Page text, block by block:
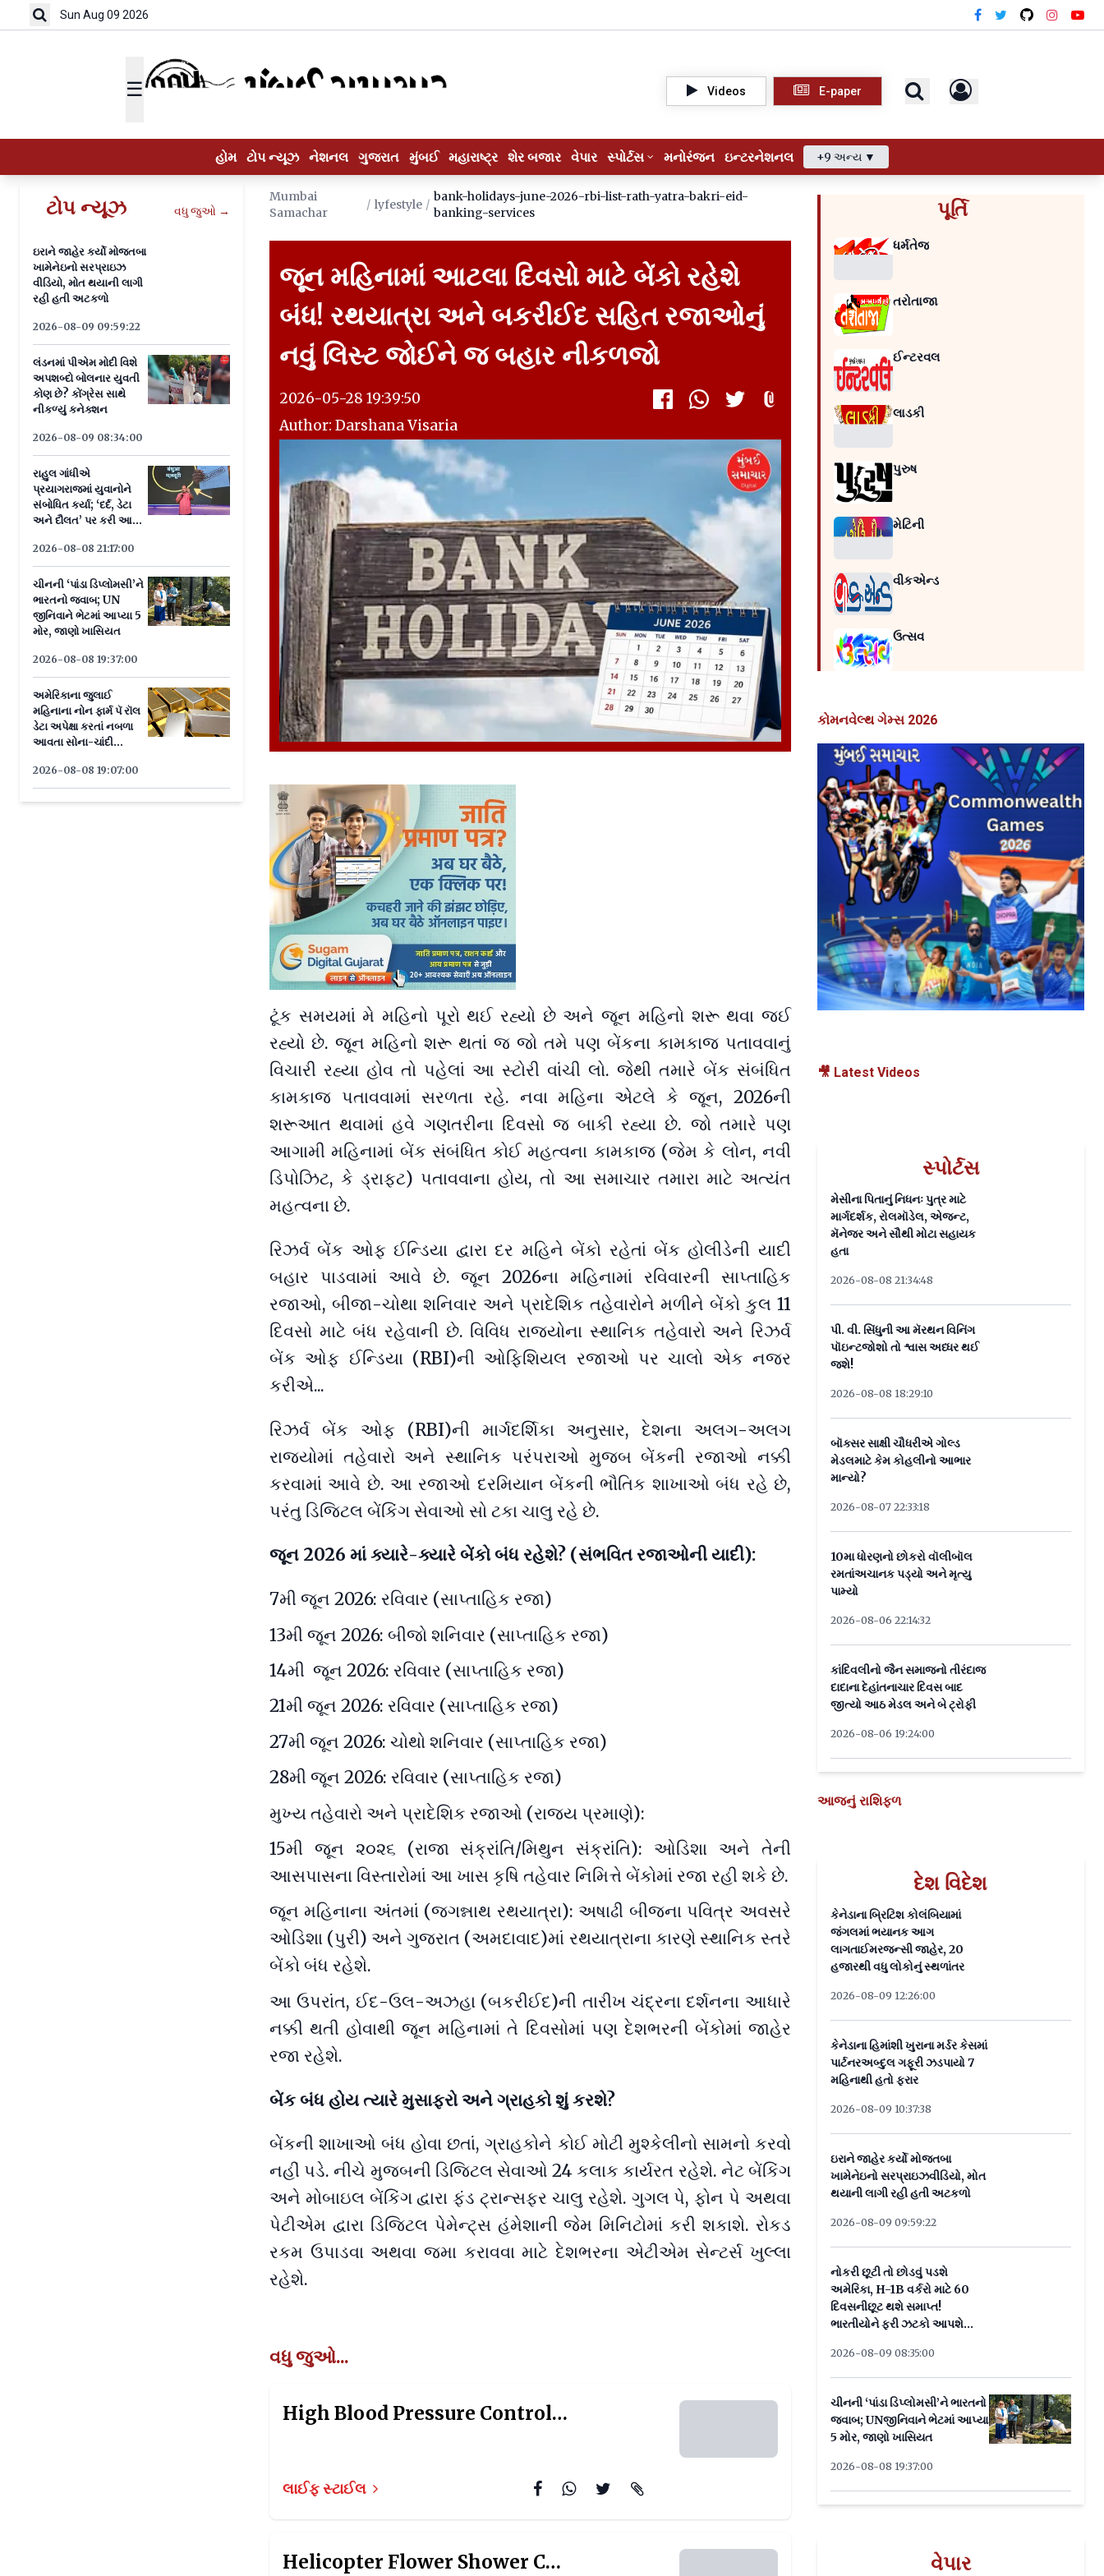
Sun Aug 09 2026
☰ Videos E-paper
હોમ ટોપ ન્યૂઝ નેશનલ ગુજરાત મુંબઈ મહારાષ્ટ્ર શેર બજાર વેપાર સ્પોર્ટસ મનોરંજન ઇન્ટરનેશનલ +9 અન્ય ▼
ટોપ ન્યૂઝ વધુ જુઓ →
ઇરાને જાહેર કર્યો મોજતબા
ખામેનેઇનો સરપ્રાઇઝ
વીડિયો, મોત થયાની લાગી
રહી હતી અટકળો
2026-08-09 09:59:22
લંડનમાં પીએમ મોદી વિશે
અપશબ્દો બોલનાર યુવતી
કોણ છે? કોંગ્રેસ સાથે
નીકળ્યું કનેક્શન
2026-08-09 08:34:00
રાહુલ ગાંધીએ
પ્રયાગરાજમાં યુવાનોને
સંબોધિત કર્યા; ‘દર્દ, ડેટા
અને દૌલત’ પર કરી આ
2026-08-08 21:17:00
ચીનની ‘પાંડા ડિપ્લોમસી’ને
ભારતનો જવાબ; UN
જીનિવાને ભેટમાં આપ્યા 5
મોર, જાણો ખાસિયત
2026-08-08 19:37:00
અમેરિકાના જુલાઈ
મહિનાના નોન ફાર્મ પૅ રૉલ
ડેટા અપેક્ષા કરતાં નબળા
આવતા સોના-ચાંદી
2026-08-08 19:07:00
Mumbai
Samachar
/ lyfestyle /
bank-holidays-june-2026-rbi-list-rath-yatra-bakri-eid-
banking-services
જૂન મહિનામાં આટલા દિવસો માટે બેંકો રહેશે
બંધ! રથયાત્રા અને બકરીઈદ સહિત રજાઓનું
નવું લિસ્ટ જોઈને જ બહાર નીકળજો
2026-05-28 19:39:50
Author: Darshana Visaria
ટૂંક સમયમાં મે મહિનો પૂરો થઈ રહ્યો છે અને જૂન મહિનો શરૂ થવા જઈ
રહ્યો છે. જૂન મહિનો શરૂ થતાં જ જો તમે પણ બેંકના કામકાજ પતાવવાનું
વિચારી રહ્યા હોવ તો પહેલાં આ સ્ટોરી વાંચી લો. જેથી તમારે બેંક સંબંધિત
કામકાજ પતાવવામાં સરળતા રહે. નવા મહિના એટલે કે જૂન, 2026ની
શરૂઆત થવામાં હવે ગણતરીના દિવસો જ બાકી રહ્યા છે. જો તમારે પણ
આગામી મહિનામાં બેંક સંબંધિત કોઈ મહત્વના કામકાજ (જેમ કે લોન, નવી
ડિપોઝિટ, કે ડ્રાફ્ટ) પતાવવાના હોય, તો આ સમાચાર તમારા માટે અત્યંત
મહત્વના છે.
રિઝર્વ બેંક ઓફ ઈન્ડિયા દ્વારા દર મહિને બેંકો રહેતાં બેંક હોલીડેની યાદી
બહાર પાડવામાં આવે છે. જૂન 2026ના મહિનામાં રવિવારની સાપ્તાહિક
રજાઓ, બીજા-ચોથા શનિવાર અને પ્રાદેશિક તહેવારોને મળીને બેંકો કુલ 11
દિવસો માટે બંધ રહેવાની છે. વિવિધ રાજ્યોના સ્થાનિક તહેવારો અને રિઝર્વ
બેંક ઓફ ઈન્ડિયા (RBI)ની ઓફિશિયલ રજાઓ પર ચાલો એક નજર
કરીએ...
રિઝર્વ બેંક ઓફ (RBI)ની માર્ગદર્શિકા અનુસાર, દેશના અલગ-અલગ
રાજ્યોમાં તહેવારો અને સ્થાનિક પરંપરાઓ મુજબ બેંકની રજાઓ નક્કી
કરવામાં આવે છે. આ રજાઓ દરમિયાન બેંકની ભૌતિક શાખાઓ બંધ રહે છે,
પરંતુ ડિજિટલ બેંકિંગ સેવાઓ સો ટકા ચાલુ રહે છે.
જૂન 2026 માં ક્યારે-ક્યારે બેંકો બંધ રહેશે? (સંભવિત રજાઓની યાદી):
7મી જૂન 2026: રવિવાર (સાપ્તાહિક રજા)
13મી જૂન 2026: બીજો શનિવાર (સાપ્તાહિક રજા)
14મી જૂન 2026: રવિવાર (સાપ્તાહિક રજા)
21મી જૂન 2026: રવિવાર (સાપ્તાહિક રજા)
27મી જૂન 2026: ચોથો શનિવાર (સાપ્તાહિક રજા)
28મી જૂન 2026: રવિવાર (સાપ્તાહિક રજા)
મુખ્ય તહેવારો અને પ્રાદેશિક રજાઓ (રાજ્ય પ્રમાણે):
15મી જૂન ૨૦૨૬ (રાજા સંક્રાંતિ/મિથુન સંક્રાંતિ): ઓડિશા અને તેની
આસપાસના વિસ્તારોમાં આ ખાસ કૃષિ તહેવાર નિમિત્તે બેંકોમાં રજા રહી શકે છે.
જૂન મહિનાના અંતમાં (જગન્નાથ રથયાત્રા): અષાઢી બીજના પવિત્ર અવસરે
ઓડિશા (પુરી) અને ગુજરાત (અમદાવાદ)માં રથયાત્રાના કારણે સ્થાનિક સ્તરે
બેંકો બંધ રહેશે.
આ ઉપરાંત, ઈદ-ઉલ-અઝહા (બકરીઈદ)ની તારીખ ચંદ્રના દર્શનના આધારે
નક્કી થતી હોવાથી જૂન મહિનામાં તે દિવસોમાં પણ દેશભરની બેંકોમાં જાહેર
રજા રહેશે.
બેંક બંધ હોય ત્યારે મુસાફરો અને ગ્રાહકો શું કરશે?
બેંકની શાખાઓ બંધ હોવા છતાં, ગ્રાહકોને કોઈ મોટી મુશ્કેલીનો સામનો કરવો
નહીં પડે. નીચે મુજબની ડિજિટલ સેવાઓ 24 કલાક કાર્યરત રહેશે. નેટ બેંકિંગ
અને મોબાઇલ બેંકિંગ દ્વારા ફંડ ટ્રાન્સફર ચાલુ રહેશે. ગુગલ પે, ફોન પે અથવા
પેટીએમ દ્વારા ડિજિટલ પેમેન્ટ્સ હંમેશાની જેમ મિનિટોમાં કરી શકાશે. રોકડ
રકમ ઉપાડવા અથવા જમા કરાવવા માટે દેશભરના એટીએમ સેન્ટર્સ ખુલ્લા
રહેશે.
વધુ જુઓ...
High Blood Pressure Control Tips: દવા વગર હાઇ બીપી કન્ટ્રોલ કરવું છે? રોજ ખાવાનું શરૂ કરી દો આ
લાઈફ સ્ટાઈલ
Helicopter Flower Shower Cost: લગ્નમાં હેલિકોપ્ટરથી કરાવવી છે ફૂલોની વર્ષા? જાણો પ્રક્રિયા અને
પૂર્તિ
ધર્મતેજ
તરોતાજા
ઈન્ટરવલ
લાડકી
પુરુષ
મેટિની
વીકએન્ડ
ઉત્સવ
કોમનવેલ્થ ગેમ્સ 2026
🎥 Latest Videos
સ્પોર્ટસ
મેસીના પિતાનું નિધનઃ પુત્ર માટે
માર્ગદર્શક, રોલમૉડેલ, એજન્ટ,
મૅનેજર અને સૌથી મોટા સહાયક
હતા
2026-08-08 21:34:48
પી. વી. સિંધુની આ મૅરથન વિનિંગ
પૉઇન્ટજોશો તો શ્વાસ અધ્ધર થઈ
જશે!
2026-08-08 18:29:10
બૉક્સર સાક્ષી ચૌધરીએ ગોલ્ડ
મેડલમાટે કેમ કોહલીનો આભાર
માન્યો?
2026-08-07 22:33:18
10મા ધોરણનો છોકરો વૉલીબૉલ
રમતાંઅચાનક પડ્યો અને મૃત્યુ
પામ્યો
2026-08-06 22:14:32
કાંદિવલીનો જૈન સમાજનો તીરંદાજ
દાદાના દેહાંતનાચાર દિવસ બાદ
જીત્યો આઠ મેડલ અને બે ટ્રોફી
2026-08-06 19:24:00
આજનું રાશિફળ
દેશ વિદેશ
કેનેડાના બ્રિટિશ કોલંબિયામાં
જંગલમાં ભયાનક આગ
લાગતાઈમરજન્સી જાહેર, 20
હજારથી વધુ લોકોનું સ્થળાંતર
2026-08-09 12:26:00
કેનેડાના હિમાંશી ખુરાના મર્ડર કેસમાં
પાર્ટનરઅબ્દુલ ગફૂરી ઝડપાયો 7
મહિનાથી હતો ફરાર
2026-08-09 10:37:38
ઇરાને જાહેર કર્યો મોજતબા
ખામેનેઇનો સરપ્રાઇઝવીડિયો, મોત
થયાની લાગી રહી હતી અટકળો
2026-08-09 09:59:22
નોકરી છૂટી તો છોડવું પડશે
અમેરિકા, H-1B વર્કરો માટે 60
દિવસનીછૂટ થશે સમાપ્ત!
ભારતીયોને ફરી ઝટકો આપશે
2026-08-09 08:35:00
ચીનની ‘પાંડા ડિપ્લોમસી’ને ભારતનો
જવાબ; UNજીનિવાને ભેટમાં આપ્યા
5 મોર, જાણો ખાસિયત
2026-08-08 19:37:00
વેપાર